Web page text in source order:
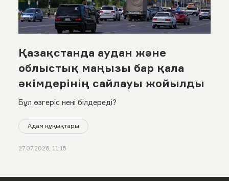
Қазақстанда аудан және
облыстық маңызы бар қала
әкімдерінің сайлауы жойылды
Бұл өзгеріс нені білдереді?
Адам құқықтары
27.07.2026, 11:15